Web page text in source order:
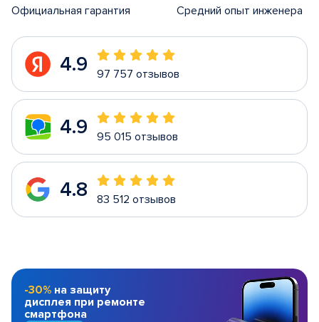
Официальная гарантия Средний опыт инженера
4.9 97 757 отзывов
4.9 95 015 отзывов
4.8 83 512 отзывов
-30% на защиту
дисплея при ремонте
смартфона